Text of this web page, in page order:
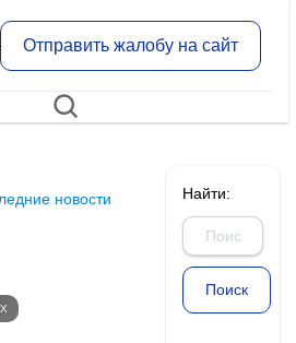
Отправить жалобу на сайт
новости Найти: